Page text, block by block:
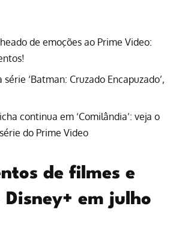
de emoções ao Prime Video:
‘Batman: Cruzado Encapuzado’,
continua em ‘Comilândia’: veja o
do Prime Video
de filmes e
Disney+ em julho